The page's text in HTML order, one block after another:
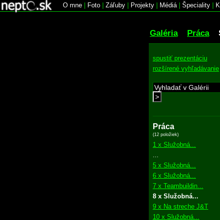
O mne Foto Záľuby Projekty Médiá| Špeciality
Galéria Práca
spustiť prezentáciu
rozšírené vyhľadávanie
>
Práca
(12 položiek)
1 x Služobná...
5 x Služobná...
6 x Služobná...
7 x Teambuildin...
8 x Služobná...
9 x Na streche J&T
10 x Služobná...